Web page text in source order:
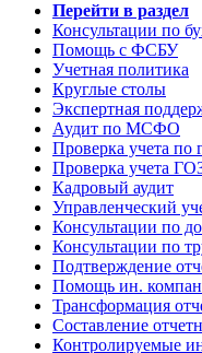
Перейти в раздел
Консультации по
Помощь с ФСБУ
Учетная политика
Круглые столы
Экспертная
Аудит по МСФО
Проверка учета по
Проверка учета
Кадровый аудит
Управленческий
Консультации по
Консультации по
Подтверждение
Помощь ин.
Трансформация
Составление
Контролируемые